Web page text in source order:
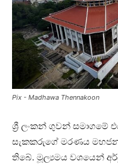
Pix - Madhawa Thennakoon
ශ්‍රී ලංකන් ගුවන් සමාගමේ
සැකකරුගේ මරණය මහජන
තිබේ. මූල්‍යමය වශයෙන්